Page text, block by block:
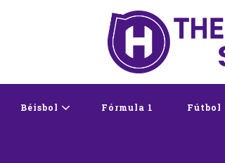
Béisbol Fórmula 1 Fútbol